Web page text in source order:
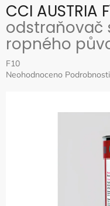
CCI AUSTRIA
odstraňovač
ropného
F10
Průměrné
Neohodnoceno